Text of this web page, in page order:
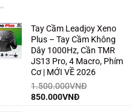
Tay Cầm Leadjoy Xeno
Plus – Tay Cầm Không
Dây 1000Hz, Cần TMR
JS13 Pro, 4 Macro, Phím
Cơ | MỚI VỀ 2026
1.500.000VNĐ
Giá
850.000VNĐGiá